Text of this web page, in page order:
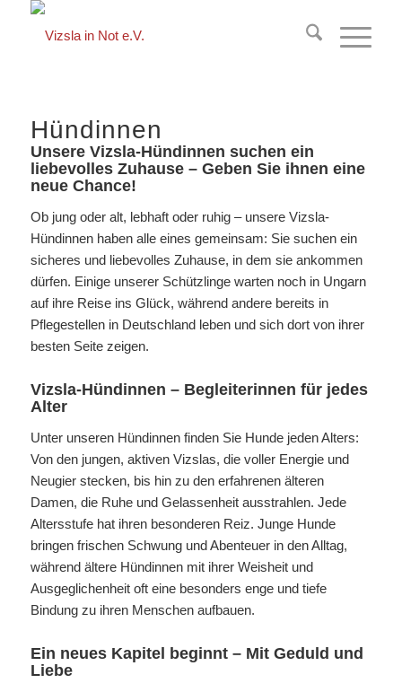
Hündinnen
Unsere Vizsla-Hündinnen suchen ein
liebevolles Zuhause – Geben Sie ihnen eine
neue Chance!
Ob jung oder alt, lebhaft oder ruhig – unsere Vizsla-
Hündinnen haben alle eines gemeinsam: Sie suchen ein
sicheres und liebevolles Zuhause, in dem sie ankommen
dürfen. Einige unserer Schützlinge warten noch in Ungarn
auf ihre Reise ins Glück, während andere bereits in
Pflegestellen in Deutschland leben und sich dort von ihrer
besten Seite zeigen.
Vizsla-Hündinnen – Begleiterinnen für jedes
Alter
Unter unseren Hündinnen finden Sie Hunde jeden Alters:
Von den jungen, aktiven Vizslas, die voller Energie und
Neugier stecken, bis hin zu den erfahrenen älteren
Damen, die Ruhe und Gelassenheit ausstrahlen. Jede
Altersstufe hat ihren besonderen Reiz. Junge Hunde
bringen frischen Schwung und Abenteuer in den Alltag,
während ältere Hündinnen mit ihrer Weisheit und
Ausgeglichenheit oft eine besonders enge und tiefe
Bindung zu ihren Menschen aufbauen.
Ein neues Kapitel beginnt – Mit Geduld und
Liebe